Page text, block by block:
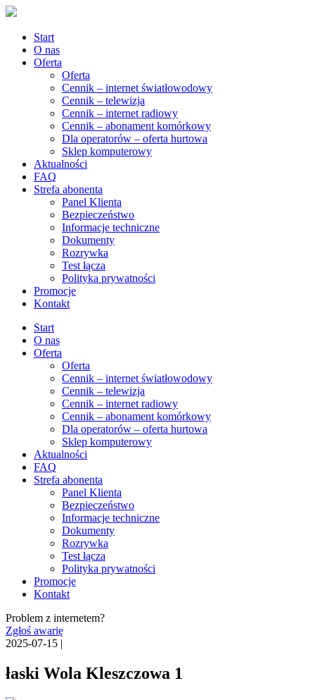
Start
O nas
Oferta
Oferta
Cennik – internet światłowodowy
Cennik – telewizja
Cennik – internet radiowy
Cennik – abonament komórkowy
Dla operatorów – oferta hurtowa
Sklep komputerowy
Aktualności
FAQ
Strefa abonenta
Panel Klienta
Bezpieczeństwo
Informacje techniczne
Dokumenty
Rozrywka
Test łącza
Polityka prywatności
Promocje
Kontakt
Start
O nas
Oferta
Oferta
Cennik – internet światłowodowy
Cennik – telewizja
Cennik – internet radiowy
Cennik – abonament komórkowy
Dla operatorów – oferta hurtowa
Sklep komputerowy
Aktualności
FAQ
Strefa abonenta
Panel Klienta
Bezpieczeństwo
Informacje techniczne
Dokumenty
Rozrywka
Test łącza
Polityka prywatności
Promocje
Kontakt
Problem z internetem?
Zgłoś awarię
2025-07-15 |
łaski Wola Kleszczowa 1